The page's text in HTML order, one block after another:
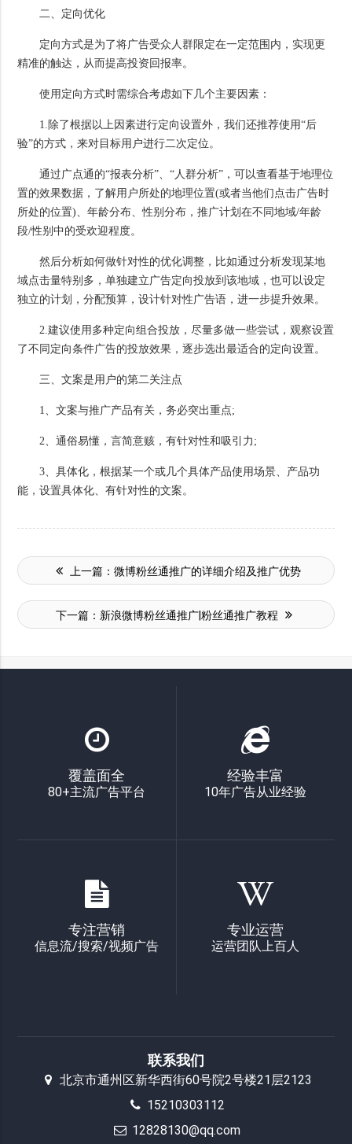
二、定向优化
定向方式是为了将广告受众人群限定在一定范围内，实现更
精准的触达，从而提高投资回报率。
使用定向方式时需综合考虑如下几个主要因素：
1.除了根据以上因素进行定向设置外，我们还推荐使用“后
验”的方式，来对目标用户进行二次定位。
通过广点通的“报表分析”、“人群分析”，可以查看基于地理位
置的效果数据，了解用户所处的地理位置(或者当他们点击广告时
所处的位置)、年龄分布、性别分布，推广计划在不同地域/年龄
段/性别中的受欢迎程度。
然后分析如何做针对性的优化调整，比如通过分析发现某地
域点击量特别多，单独建立广告定向投放到该地域，也可以设定
独立的计划，分配预算，设计针对性广告语，进一步提升效果。
2.建议使用多种定向组合投放，尽量多做一些尝试，观察设置
了不同定向条件广告的投放效果，逐步选出最适合的定向设置。
三、文案是用户的第二关注点
1、文案与推广产品有关，务必突出重点;
2、通俗易懂，言简意赅，有针对性和吸引力;
3、具体化，根据某一个或几个具体产品使用场景、产品功
能，设置具体化、有针对性的文案。
上一篇： 微博粉丝通推广的详细介绍及推广优势
下一篇： 新浪微博粉丝通推广|粉丝通推广教程
覆盖面全
80+主流广告平台
经验丰富
10年广告从业经验
专注营销
信息流/搜索/视频广告
专业运营
运营团队上百人
联系我们
北京市通州区新华西街60号院2号楼21层2123
15210303112
12828130@qq.com